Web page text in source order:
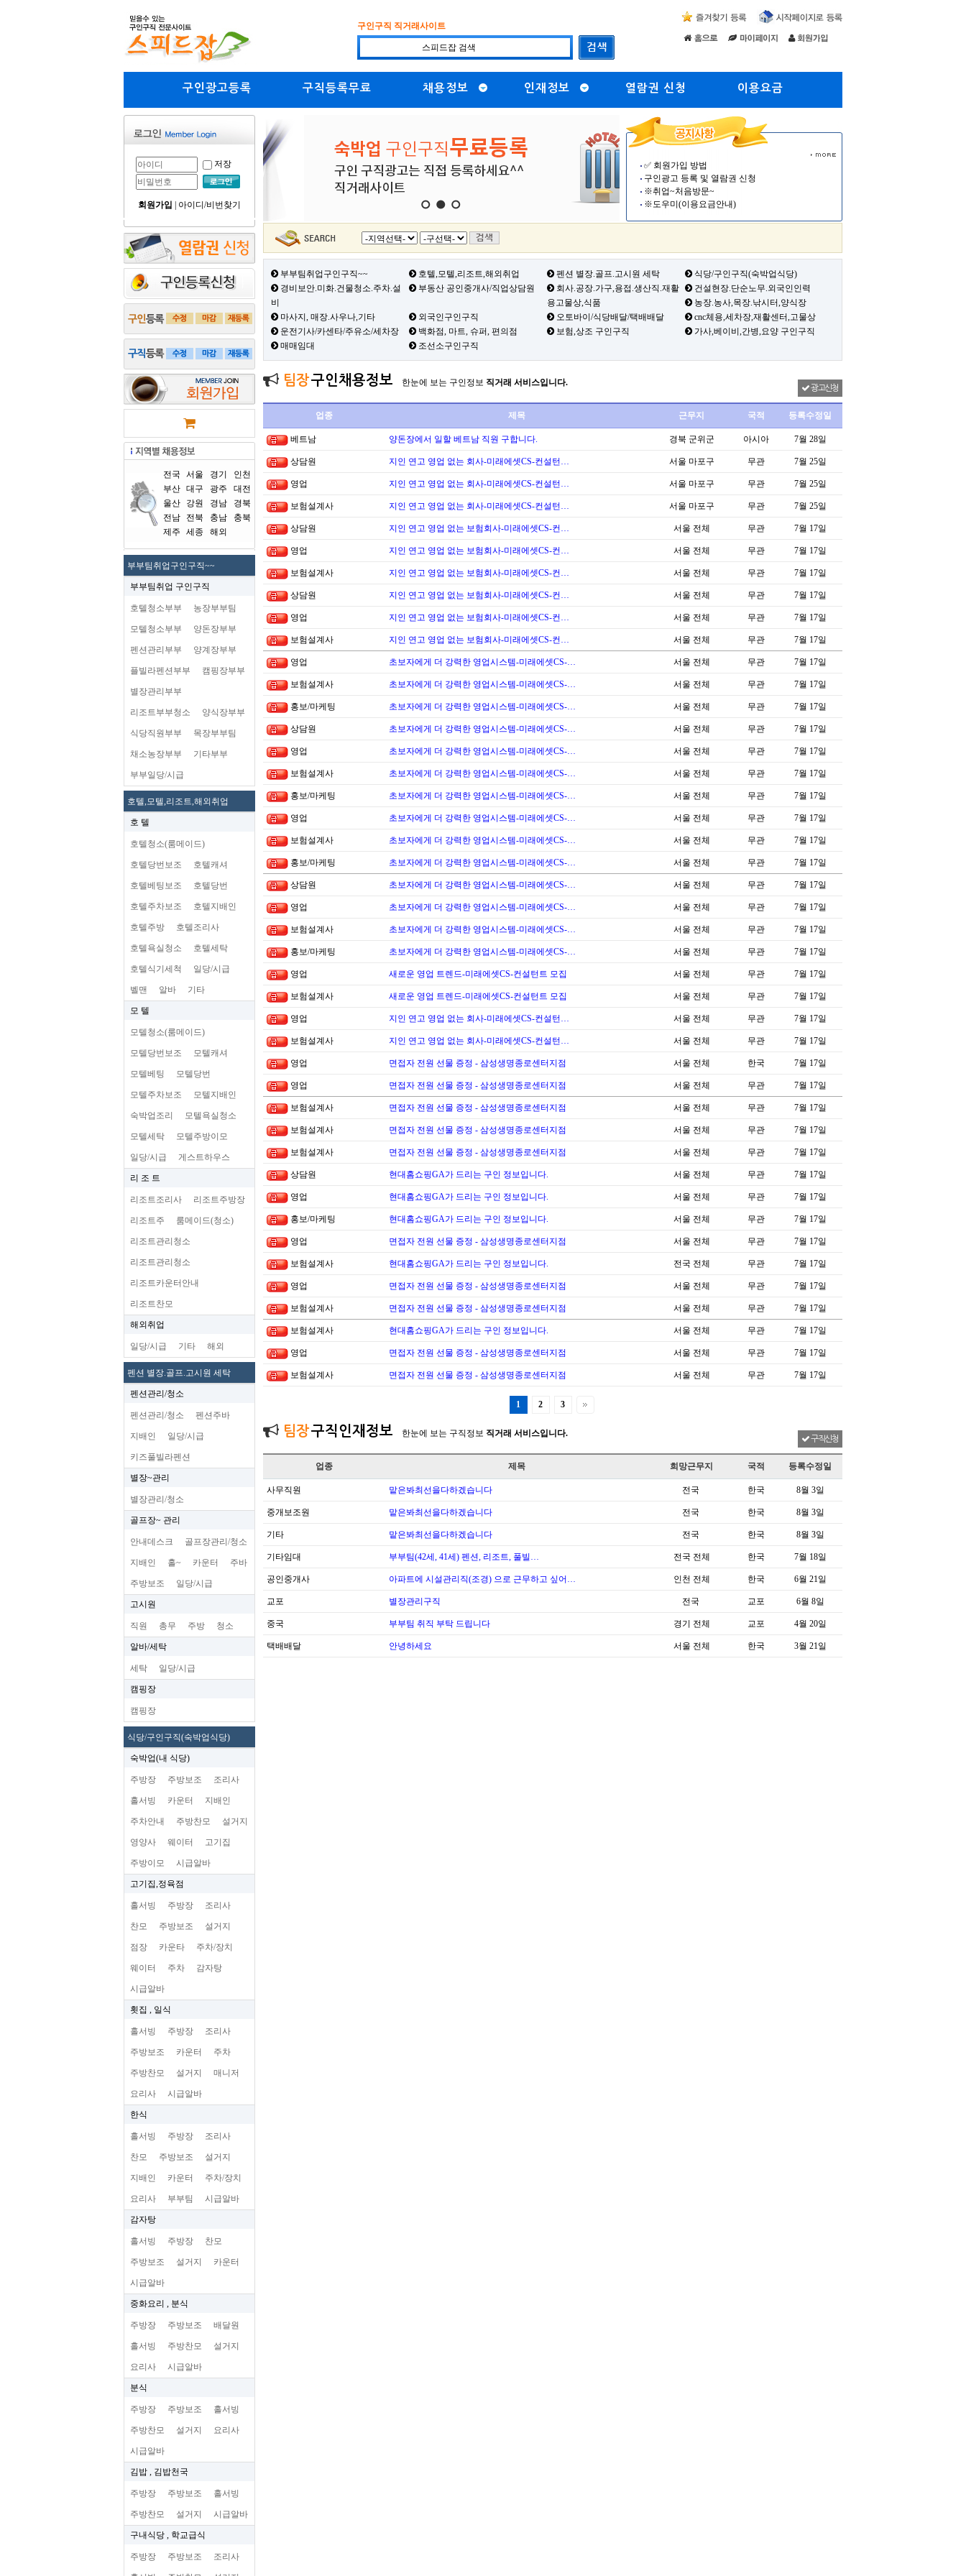
구인구직 직거래사이트
구인광고등록 구직등록무료 채용정보 인재정보 열람권 신청 이용요금
저장
회원가입 아이디/비번찾기
전국 서울 경기
인천
부산 대구 광주
대전
울산
강원 경남
경북
전남
전북 충남
충북
제주
세종 해외
부부팀취업구인구직~~
부부팀취업 구인구직
호텔청소부부 농장부부팀
모텔청소부부 양돈장부부
펜션관리부부 양계장부부
플빌라펜션부부 캠핑장부부
별장관리부부
리조트부부청소 양식장부부
식당직원부부 목장부부팀
채소농장부부 기타부부
부부일당/시급
호텔,모텔,리조트,해외취업
호 텔
호텔청소(룸메이드)
호텔당번보조 호텔캐셔
호텔베팅보조 호텔당번
호텔주차보조 호텔지배인
호텔주방 호텔조리사
호텔욕실청소 호텔세탁
호텔식기세척 일당/시급
벨맨 알바 기타
모 텔
모텔청소(룸메이드)
모텔당번보조 모텔캐셔
모텔베팅 모텔당번
모텔주차보조 모텔지배인
숙박업조리 모텔욕실청소
모텔세탁 모텔주방이모
일당/시급 게스트하우스
리 조 트
리조트조리사 리조트주방장
리조트주 룸메이드(청소)
리조트관리청소
리조트관리청소
리조트카운터안내
리조트찬모
해외취업
일당/시급 기타 해외
펜션 별장.골프.고시원 세탁
펜션관리/청소
펜션관리/청소 펜션주바
지배인 일당/시급
키즈풀빌라펜션
별장~관리
별장관리/청소
골프장~ 관리
안내데스크 골프장관리/청소
지배인 홀~ 카운터 주바
주방보조 일당/시급
고시원
직원 총무 주방 청소
알바/세탁
세탁 일당/시급
캠핑장
캠핑장
식당/구인구직(숙박업식당)
숙박업(내 식당)
주방장 주방보조 조리사
홀서빙 카운터 지배인
주차안내 주방찬모 설거지
영양사 웨이터 고기집
주방이모 시급알바
고기집,정육점
홀서빙 주방장 조리사
찬모 주방보조 설거지
점장 카운타 주차/장치
웨이터 주차 감자탕
시급알바
횟집 , 일식
홀서빙 주방장 조리사
주방보조 카운터 주차
주방찬모 설거지 매니저
요리사 시급알바
한식
홀서빙 주방장 조리사
찬모 주방보조 설거지
지배인 카운터 주차/장치
요리사 부부팀 시급알바
감자탕
홀서빙 주방장 찬모
주방보조 설거지 카운터
시급알바
중화요리 , 분식
주방장 주방보조 배달원
홀서빙 주방찬모 설거지
요리사 시급알바
분식
주방장 주방보조 홀서빙
주방찬모 설거지 요리사
시급알바
김밥 , 김밥천국
주방장 주방보조 홀서빙
주방찬모 설거지 시급알바
구내식당 , 학교급식
주방장 주방보조 조리사
✅ 회원가입 방법
구인광고 등록 및 열람권 신청
※취업~처음방문~
※도우미(이용요금안내)
부부팀취업구인구직~~ 호텔,모텔,리조트,해외취업 펜션 별장.골프.고시원 세탁
식당/구인구직(숙박업식당)
경비보안.미화.건물청소.주차.설
비
부동산 공인중개사/직업상담원
회사.공장.가구,용접.생산직.재활
용고물상,식품
건설현장.단순노무.외국인인력
농장.농사,목장.낚시터,양식장
마사지, 매장.사우나,기타
외국인구인구직 오토바이/식당배달/택배배달
cnc체용,세차장,재활센터,고물상
운전기사/카센타/주유소/세차장
백화점, 마트, 슈퍼, 편의점 보험,상조 구인구직
가사,베이비,간병,요양 구인구직
매매임대
조선소구인구직
팀장구인채용정보 한눈에 보는 구인정보 직거래 서비스입니다.
광고신청
업종 제목 근무지 국적 등록수정일
베트남 양돈장에서 일할 베트남 직원 구합니다. 경북 군위군 아시아 7월 28일
상담원 지인 연고 영업 없는 회사-미래에셋CS-컨설턴… 서울 마포구 무관 7월 25일
영업 지인 연고 영업 없는 회사-미래에셋CS-컨설턴… 서울 마포구 무관 7월 25일
보험설계사 지인 연고 영업 없는 회사-미래에셋CS-컨설턴… 서울 마포구 무관 7월 25일
상담원 지인 연고 영업 없는 보험회사-미래에셋CS-컨… 서울 전체 무관 7월 17일
영업 지인 연고 영업 없는 보험회사-미래에셋CS-컨… 서울 전체 무관 7월 17일
보험설계사 지인 연고 영업 없는 보험회사-미래에셋CS-컨… 서울 전체 무관 7월 17일
상담원 지인 연고 영업 없는 보험회사-미래에셋CS-컨… 서울 전체 무관 7월 17일
영업 지인 연고 영업 없는 보험회사-미래에셋CS-컨… 서울 전체 무관 7월 17일
보험설계사 지인 연고 영업 없는 보험회사-미래에셋CS-컨… 서울 전체 무관 7월 17일
영업 초보자에게 더 강력한 영업시스템-미래에셋CS-… 서울 전체 무관 7월 17일
보험설계사 초보자에게 더 강력한 영업시스템-미래에셋CS-… 서울 전체 무관 7월 17일
홍보/마케팅 초보자에게 더 강력한 영업시스템-미래에셋CS-… 서울 전체 무관 7월 17일
상담원 초보자에게 더 강력한 영업시스템-미래에셋CS-… 서울 전체 무관 7월 17일
영업 초보자에게 더 강력한 영업시스템-미래에셋CS-… 서울 전체 무관 7월 17일
보험설계사 초보자에게 더 강력한 영업시스템-미래에셋CS-… 서울 전체 무관 7월 17일
홍보/마케팅 초보자에게 더 강력한 영업시스템-미래에셋CS-… 서울 전체 무관 7월 17일
영업 초보자에게 더 강력한 영업시스템-미래에셋CS-… 서울 전체 무관 7월 17일
보험설계사 초보자에게 더 강력한 영업시스템-미래에셋CS-… 서울 전체 무관 7월 17일
홍보/마케팅 초보자에게 더 강력한 영업시스템-미래에셋CS-… 서울 전체 무관 7월 17일
상담원 초보자에게 더 강력한 영업시스템-미래에셋CS-… 서울 전체 무관 7월 17일
영업 초보자에게 더 강력한 영업시스템-미래에셋CS-… 서울 전체 무관 7월 17일
보험설계사 초보자에게 더 강력한 영업시스템-미래에셋CS-… 서울 전체 무관 7월 17일
홍보/마케팅 초보자에게 더 강력한 영업시스템-미래에셋CS-… 서울 전체 무관 7월 17일
영업 새로운 영업 트렌드-미래에셋CS-컨설턴트 모집 서울 전체 무관 7월 17일
보험설계사 새로운 영업 트렌드-미래에셋CS-컨설턴트 모집 서울 전체 무관 7월 17일
영업 지인 연고 영업 없는 회사-미래에셋CS-컨설턴… 서울 전체 무관 7월 17일
보험설계사 지인 연고 영업 없는 회사-미래에셋CS-컨설턴… 서울 전체 무관 7월 17일
영업 면접자 전원 선물 증정 - 삼성생명종로센터지점 서울 전체 한국 7월 17일
영업 면접자 전원 선물 증정 - 삼성생명종로센터지점 서울 전체 무관 7월 17일
보험설계사 면접자 전원 선물 증정 - 삼성생명종로센터지점 서울 전체 무관 7월 17일
보험설계사 면접자 전원 선물 증정 - 삼성생명종로센터지점 서울 전체 무관 7월 17일
보험설계사 면접자 전원 선물 증정 - 삼성생명종로센터지점 서울 전체 무관 7월 17일
상담원 현대홈쇼핑GA가 드리는 구인 정보입니다. 서울 전체 무관 7월 17일
영업 현대홈쇼핑GA가 드리는 구인 정보입니다. 서울 전체 무관 7월 17일
홍보/마케팅 현대홈쇼핑GA가 드리는 구인 정보입니다. 서울 전체 무관 7월 17일
영업 면접자 전원 선물 증정 - 삼성생명종로센터지점 서울 전체 무관 7월 17일
보험설계사 현대홈쇼핑GA가 드리는 구인 정보입니다. 전국 전체 무관 7월 17일
영업 면접자 전원 선물 증정 - 삼성생명종로센터지점 서울 전체 무관 7월 17일
보험설계사 면접자 전원 선물 증정 - 삼성생명종로센터지점 서울 전체 무관 7월 17일
보험설계사 현대홈쇼핑GA가 드리는 구인 정보입니다. 서울 전체 무관 7월 17일
영업 면접자 전원 선물 증정 - 삼성생명종로센터지점 서울 전체 무관 7월 17일
보험설계사 면접자 전원 선물 증정 - 삼성생명종로센터지점 서울 전체 무관 7월 17일
1 2 3
팀장구직인재정보 한눈에 보는 구직정보 직거래 서비스입니다.
구직신청
업종 제목 희망근무지 국적 등록수정일
사무직원 맡은봐최선을다하겠습니다 전국 한국 8월 3일
중개보조원 맡은봐최선을다하겠습니다 전국 한국 8월 3일
기타 맡은봐최선을다하겠습니다 전국 한국 8월 3일
기타임대 부부팀(42세, 41세) 펜션, 리조트, 풀빌… 전국 전체 한국 7월 18일
공인중개사 아파트에 시설관리직(조경) 으로 근무하고 싶어… 인천 전체 한국 6월 21일
교포 별장관리구직 전국 교포 6월 8일
중국 부부팀 취직 부탁 드립니다 경기 전체 교포 4월 20일
택배배달 안녕하세요 서울 전체 한국 3월 21일